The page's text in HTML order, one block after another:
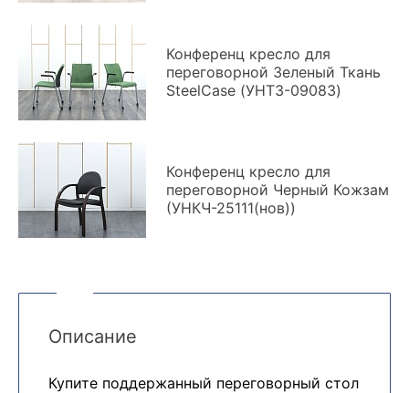
Конференц кресло для
переговорной Зеленый Ткань
SteelCase (УНТЗ-09083)
Конференц кресло для
переговорной Черный Кожзам
(УНКЧ-25111(нов))
Описание
Купите поддержанный переговорный стол